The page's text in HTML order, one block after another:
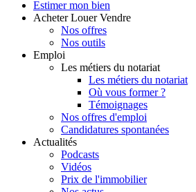
Estimer mon bien
Acheter Louer Vendre
Nos offres
Nos outils
Emploi
Les métiers du notariat
Les métiers du notariat
Où vous former ?
Témoignages
Nos offres d'emploi
Candidatures spontanées
Actualités
Podcasts
Vidéos
Prix de l'immobilier